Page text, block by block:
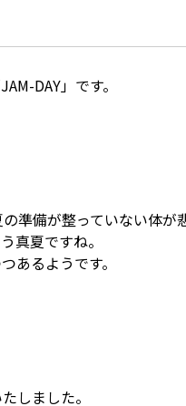
DAY」です。
準備が整っていない体が
真夏ですね。
あるようです。
しました。